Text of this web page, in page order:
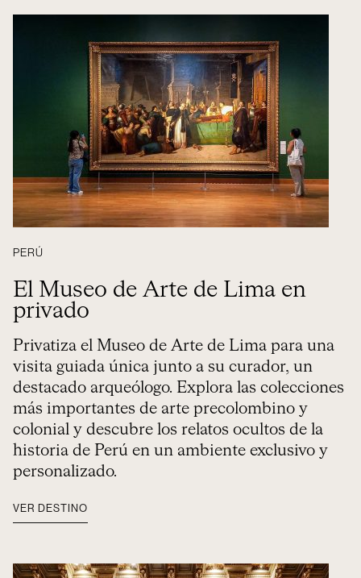
PERÚ
El Museo de Arte de Lima en
privado
Privatiza el Museo de Arte de Lima para una
visita guiada única junto a su curador, un
destacado arqueólogo. Explora las colecciones
más importantes de arte precolombino y
colonial y descubre los relatos ocultos de la
historia de Perú en un ambiente exclusivo y
personalizado.
VER DESTINO